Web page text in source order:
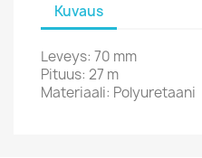
Kuvaus
Leveys: 70 mm
Pituus: 27 m
Materiaali: Polyuretaani